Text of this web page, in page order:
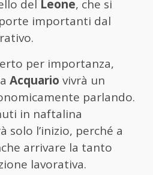
del Leone, che si
importanti dal
per importanza,
Acquario vivrà un
parlando.
in naftalina
solo l’inizio, perché a
arrivare la tanto
lavorativa.